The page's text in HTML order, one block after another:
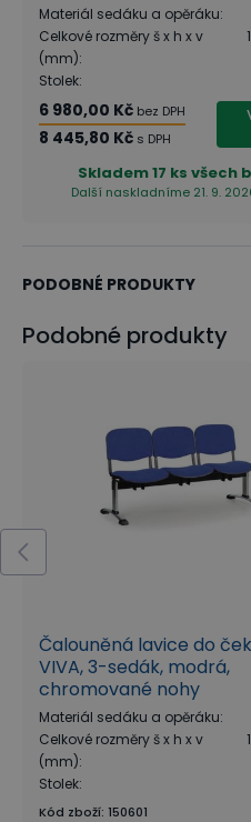
Materiál sedáku a opěráku:
Celkové rozměry š x h x v
(mm):
Stolek:
6 980,00 Kč bez DPH
8 445,80 Kč s DPH
Skladem17 ks všech
Další naskladníme 21. 9.
PODOBNÉ PRODUKTY
Podobné produkty
Čalouněná lavice do
VIVA, 3-sedák, modrá,
chromované nohy
Materiál sedáku a opěráku:
Celkové rozměry š x h x v
(mm):
Stolek:
Kód zboží: 150601